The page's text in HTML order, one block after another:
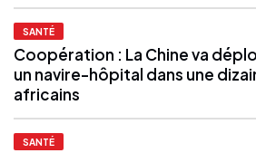
SANTÉ
Coopération : La Chine va
un navire-hôpital dans une
africains
SANTÉ